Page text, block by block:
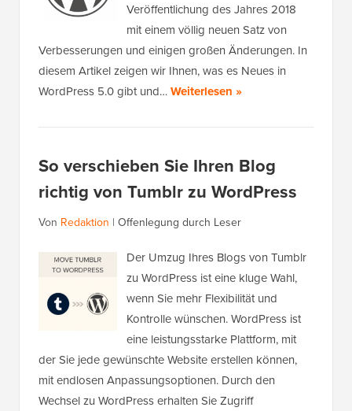
Veröffentlichung des Jahres 2018
mit einem völlig neuen Satz von
Verbesserungen und einigen großen Änderungen. In
diesem Artikel zeigen wir Ihnen, was es Neues in
WordPress 5.0 gibt und…Weiterlesen »
So verschieben Sie Ihren Blog
richtig von Tumblr zu WordPress
Von Redaktion | Offenlegung durch Leser
Der Umzug Ihres Blogs von Tumblr
zu WordPress ist eine kluge Wahl,
wenn Sie mehr Flexibilität und
Kontrolle wünschen. WordPress ist
eine leistungsstarke Plattform, mit
der Sie jede gewünschte Website erstellen können,
mit endlosen Anpassungsoptionen. Durch den
Wechsel zu WordPress erhalten Sie Zugriff